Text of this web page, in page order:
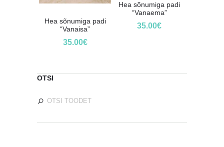
Hea sõnumiga padi
“Vanaisa”
35.00€
Hea sõnumiga padi
“Vanaema”
35.00€
OTSI